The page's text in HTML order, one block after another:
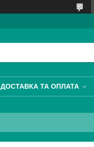
ДОСТАВКА ТА ОПЛАТА